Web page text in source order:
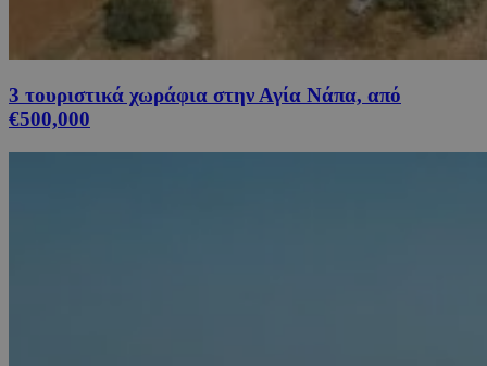
3 τουριστικά χωράφια στην Αγία Νάπα, από
€500,000